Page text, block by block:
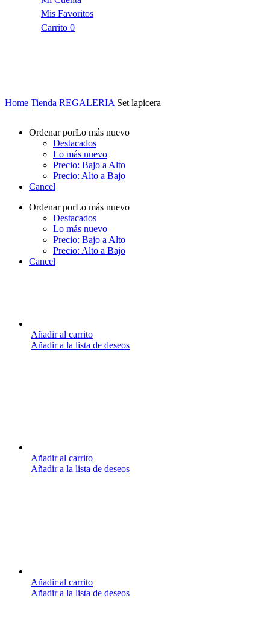
Mis Favoritos
Carrito 0
Home Tienda REGALERIA Set lapicera
Ordenar porLo más nuevo
Destacados
Lo más nuevo
Precio: Bajo a Alto
Precio: Alto a Bajo
Cancel
Ordenar porLo más nuevo
Destacados
Lo más nuevo
Precio: Bajo a Alto
Precio: Alto a Bajo
Cancel
Añadir al carrito
Añadir a la lista de deseos
Añadir al carrito
Añadir a la lista de deseos
Añadir al carrito
Añadir a la lista de deseos